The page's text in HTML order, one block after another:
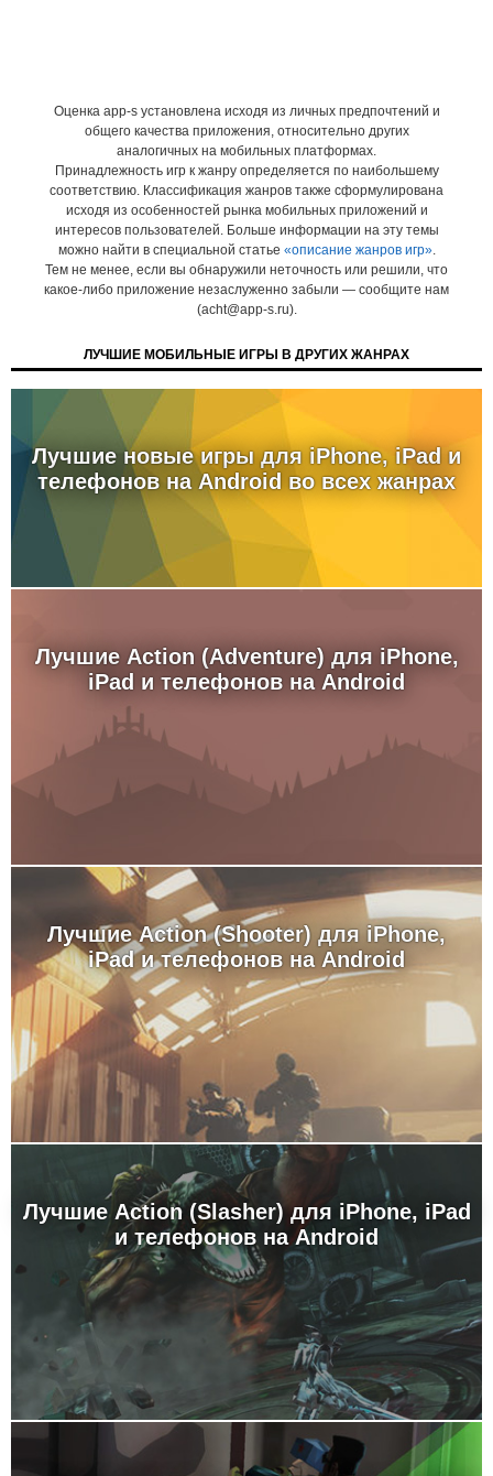
Оценка app-s установлена исходя из личных предпочтений и
общего качества приложения, относительно других
аналогичных на мобильных платформах.
Принадлежность игр к жанру определяется по наибольшему
соответствию. Классификация жанров также сформулирована
исходя из особенностей рынка мобильных приложений и
интересов пользователей. Больше информации на эту темы
можно найти в специальной статье «описание жанров игр».
Тем не менее, если вы обнаружили неточность или решили, что
какое-либо приложение незаслуженно забыли — сообщите нам
(acht@app-s.ru).
ЛУЧШИЕ МОБИЛЬНЫЕ ИГРЫ В ДРУГИХ ЖАНРАХ
Лучшие новые игры для iPhone, iPad и
телефонов на Android во всех жанрах
Лучшие Action (Adventure) для iPhone,
iPad и телефонов на Android
Лучшие Action (Shooter) для iPhone,
iPad и телефонов на Android
Лучшие Action (Slasher) для iPhone, iPad
и телефонов на Android